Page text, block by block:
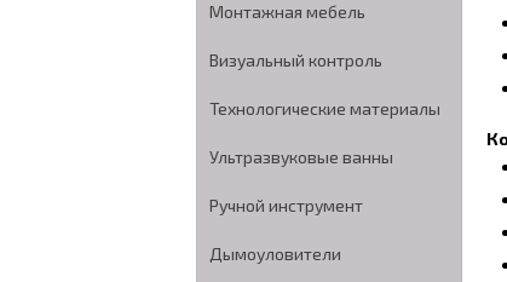
Монтажная мебель
Визуальный контроль
Технологические материалы
Ультразвуковые ванны
Ручной инструмент
Дымоуловители